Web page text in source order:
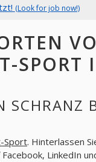
(Look for job now!)
SPORT
SCHRANZ
Sport. Hinterlassen
LinkedIn